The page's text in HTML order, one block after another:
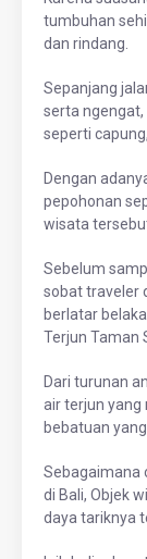
tumbuhan
dan rindang.
Sepanjang
serta
seperti
Dengan
pepohonan
wisata
Sebelum
sobat traveler
berlatar
Terjun Taman
Dari turunan
air terjun
bebatuan
Sebagaimana
di Bali, Objek
daya tariknya